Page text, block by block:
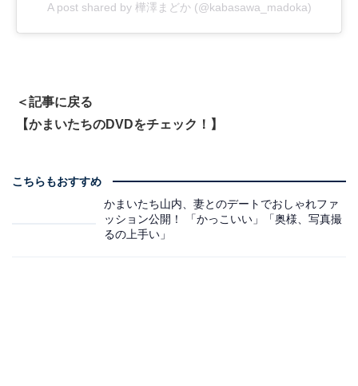
A post shared by 樺澤まどか (@kabasawa_madoka)
＜記事に戻る
【かまいたちのDVDをチェック！】
こちらもおすすめ
かまいたち山内、妻とのデートでおしゃれファ
ッション公開！ 「かっこいい」「奥様、写真撮
るの上手い」